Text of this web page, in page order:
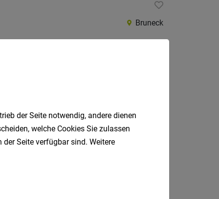
Bruneck
Aufgaben
Bruneck
der Seite notwendig, andere dienen
welche Cookies Sie zulassen
Seite verfügbar sind. Weitere